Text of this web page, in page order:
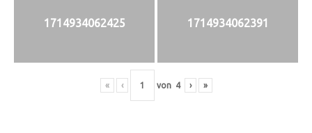
1714934062425 1714934062391
« ‹ von 4 › »